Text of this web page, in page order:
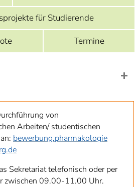
zur
für Studierende
Termine
von
Arbeiten/ studentischen
bewerbung.pharmakologie
Sekretariat telefonisch oder per
zwischen 09.00-11.00 Uhr.